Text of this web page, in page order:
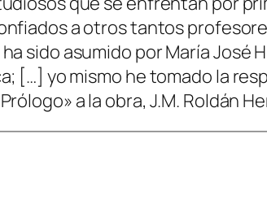
a otros tantos
sido asumido por María José
[…] yo mismo he tomado la
a la obra, J.M. Roldán